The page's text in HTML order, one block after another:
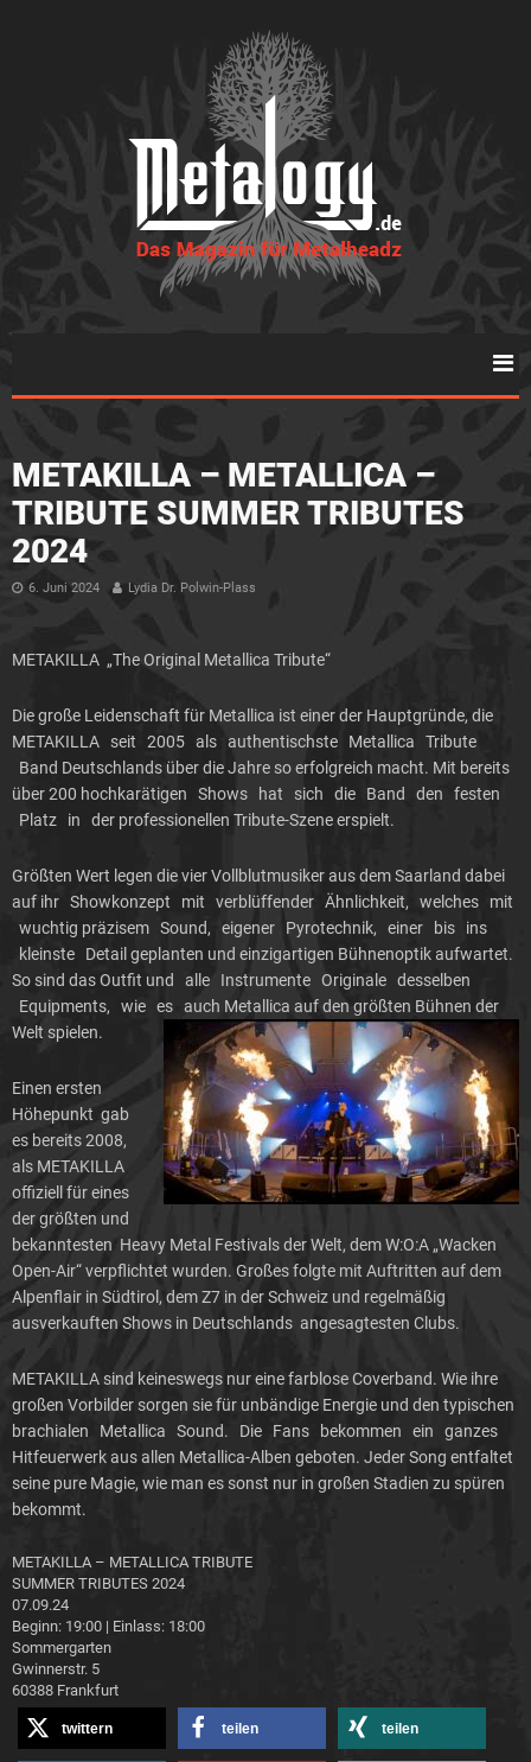
METAKILLA – METALLICA –
TRIBUTE SUMMER TRIBUTES
2024
6. Juni 2024 Lydia Dr. Polwin-Plass
METAKILLA „The Original Metallica Tribute“
Die große Leidenschaft für Metallica ist einer der Hauptgründe, die
METAKILLA seit 2005 als authentischste Metallica Tribute
Band Deutschlands über die Jahre so erfolgreich macht. Mit bereits
über 200 hochkarätigen Shows hat sich die Band den festen
Platz in der professionellen Tribute-Szene erspielt.
Größten Wert legen die vier Vollblutmusiker aus dem Saarland dabei
auf ihr Showkonzept mit verblüffender Ähnlichkeit, welches mit
wuchtig präzisem Sound, eigener Pyrotechnik, einer bis ins
kleinste Detail geplanten und einzigartigen Bühnenoptik aufwartet.
So sind das Outfit und alle Instrumente Originale desselben
Equipments, wie es auch Metallica auf den größten Bühnen der
Welt spielen.
Einen ersten
Höhepunkt gab
es bereits 2008,
als METAKILLA
offiziell für eines
der größten und
bekanntesten Heavy Metal Festivals der Welt, dem W:O:A „Wacken
Open-Air“ verpflichtet wurden. Großes folgte mit Auftritten auf dem
Alpenflair in Südtirol, dem Z7 in der Schweiz und regelmäßig
ausverkauften Shows in Deutschlands angesagtesten Clubs.
METAKILLA sind keineswegs nur eine farblose Coverband. Wie ihre
großen Vorbilder sorgen sie für unbändige Energie und den typischen
brachialen Metallica Sound. Die Fans bekommen ein ganzes
Hitfeuerwerk aus allen Metallica-Alben geboten. Jeder Song entfaltet
seine pure Magie, wie man es sonst nur in großen Stadien zu spüren
bekommt.
METAKILLA – METALLICA TRIBUTE
SUMMER TRIBUTES 2024
07.09.24
Beginn: 19:00 | Einlass: 18:00
Sommergarten
Gwinnerstr. 5
60388 Frankfurt
twittern teilen teilen